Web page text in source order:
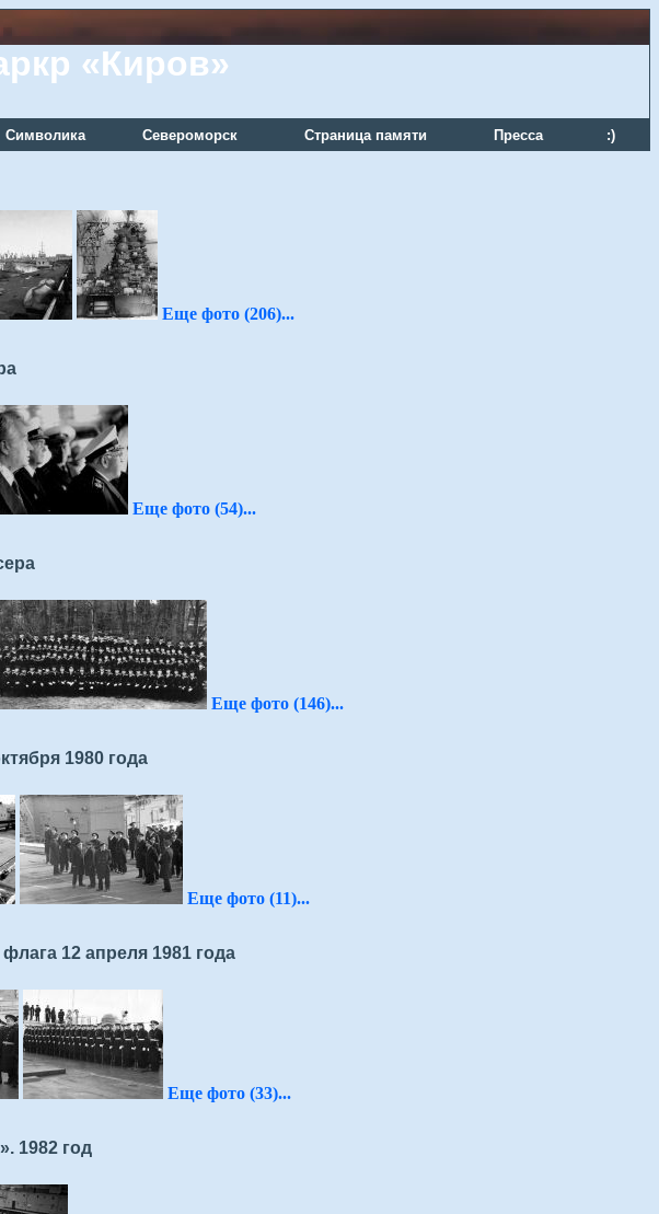
«Киров»
Символика Североморск Страница памяти Пресса :)
Еще фото (206)...
Еще фото (54)...
Еще фото (146)...
1980 года
Еще фото (11)...
12 апреля 1981 года
Еще фото (33)...
1982 год